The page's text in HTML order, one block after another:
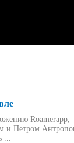
Roamerapp,
и Петром
...